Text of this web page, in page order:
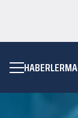
HABERLER